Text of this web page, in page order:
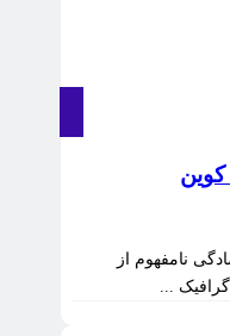
نامفهوم از
...